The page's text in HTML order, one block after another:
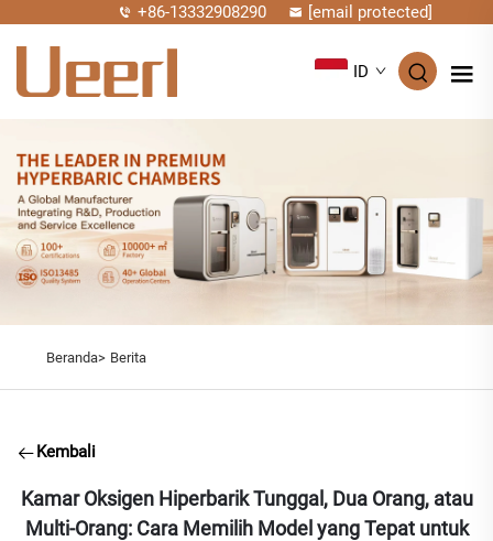
+86-13332908290 [email protected]
ID
Beranda> Berita
Kembali
Kamar Oksigen Hiperbarik Tunggal, Dua Orang, atau
Multi-Orang: Cara Memilih Model yang Tepat untuk